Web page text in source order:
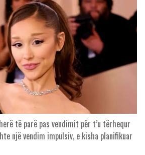
të parë pas vendimit për t’u tërhequr
një vendim impulsiv, e kisha planifikuar